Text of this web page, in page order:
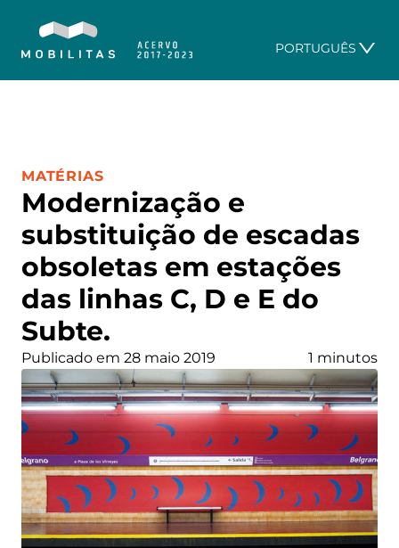
PORTUGUÊS
Modernização e
substituição de escadas
obsoletas em estações
das linhas C, D e E do
Subte.
CATEGORIA:
MATÉRIAS
Publicado em 28 maio 2019 1 minutos